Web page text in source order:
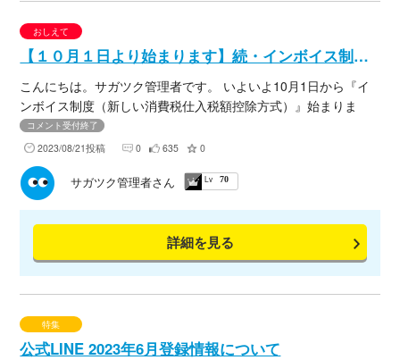
おしえて
【１０月１日より始まります】続・インボイス制度への対応はお済みですか？
こんにちは。サガツク管理者です。 いよいよ10月1日から『イ
ンボイス制度（新しい消費税仕入税額控除方式）』始まりま
す。 依然として対応などを検討中の方もいらっしゃると思いま
すので、 インボイス制度に関する皆様からのコメントを是非お
寄せ頂きたいと思います。
コメント受付終了
2023/08/21投稿 0 635 0
詳細を見る
サガツク管理者さん Lv 70
特集
公式LINE 2023年6月登録情報について